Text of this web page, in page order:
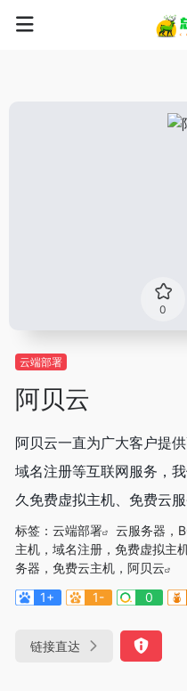
0
云端部署
阿贝云
阿贝云一直为广大客户提
域名注册等互联网服务，
久免费虚拟主机、免费云
标签： 云端部署
云服务器，
主机，域名注册，免费虚拟主
务器，免费云主机，阿贝云
1+
1- 0
链接直达